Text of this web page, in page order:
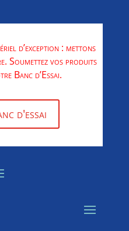
d’exception : mettons
Soumettez vos produits
Banc d’Essai.
d'essai